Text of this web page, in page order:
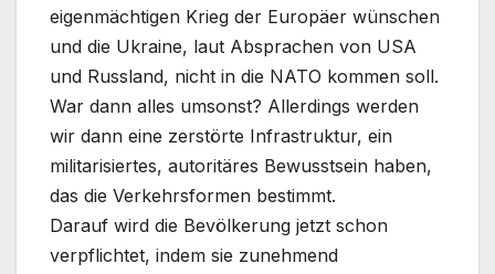
eigenmächtigen Krieg der Europäer wünschen
und die Ukraine, laut Absprachen von USA
und Russland, nicht in die NATO kommen soll.
War dann alles umsonst? Allerdings werden
wir dann eine zerstörte Infrastruktur, ein
militarisiertes, autoritäres Bewusstsein haben,
das die Verkehrsformen bestimmt.
Darauf wird die Bevölkerung jetzt schon
verpflichtet, indem sie zunehmend